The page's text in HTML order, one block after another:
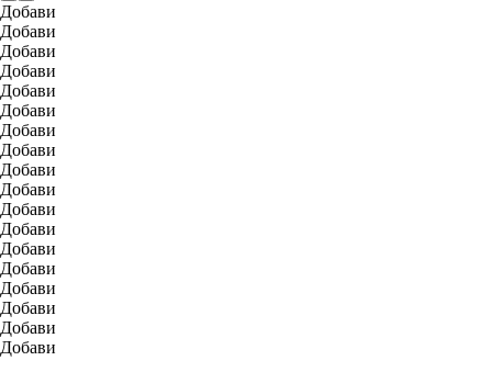
Добави
Добави
Добави
Добави
Добави
Добави
Добави
Добави
Добави
Добави
Добави
Добави
Добави
Добави
Добави
Добави
Добави
Добави